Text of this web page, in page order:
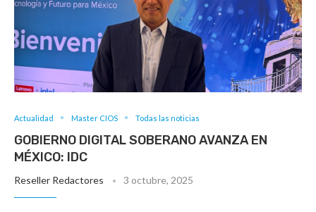
Actualidad Master CIOS Todas las noticias
GOBIERNO DIGITAL SOBERANO AVANZA EN
MÉXICO: IDC
Reseller Redactores 3 octubre, 2025